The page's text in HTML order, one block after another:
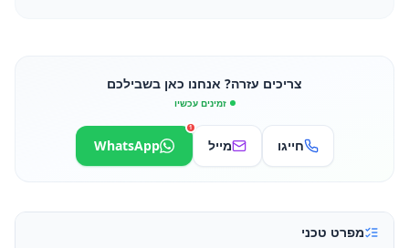
צריכים עזרה? אנחנו כאן בשבילכם
זמינים עכשיו
חייגו מייל WhatsApp
1
מפרט טכני